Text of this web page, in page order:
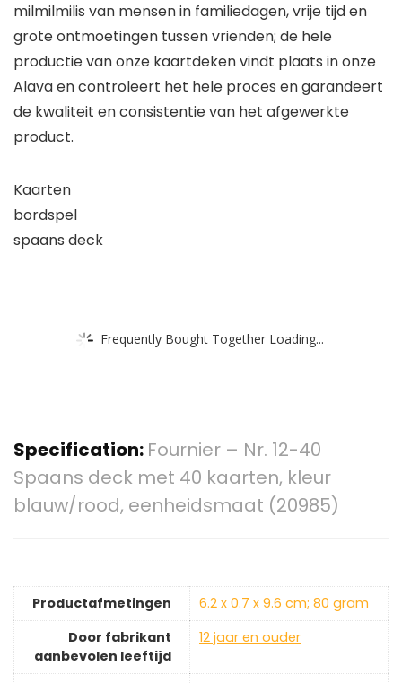
milmilmilis van mensen in familiedagen, vrije tijd en
grote ontmoetingen tussen vrienden; de hele
productie van onze kaartdeken vindt plaats in onze
Alava en controleert het hele proces en garandeert
de kwaliteit en consistentie van het afgewerkte
product.
Kaarten
bordspel
spaans deck
Frequently Bought Together Loading...
Specification: Fournier – Nr. 12-40
Spaans deck met 40 kaarten, kleur
blauw/rood, eenheidsmaat (20985)
Productafmetingen
‎6.2 x 0.7 x 9.6 cm; 80 gram
Door fabrikant
aanbevolen leeftijd
‎12 jaar en ouder